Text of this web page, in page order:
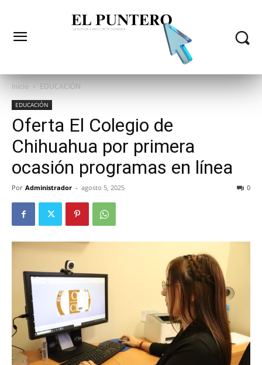
Inicio EDUCACIÓN
EDUCACIÓN
Oferta El Colegio de
Chihuahua por primera
ocasión programas en línea
Por Administrador - agosto 5, 2025 0